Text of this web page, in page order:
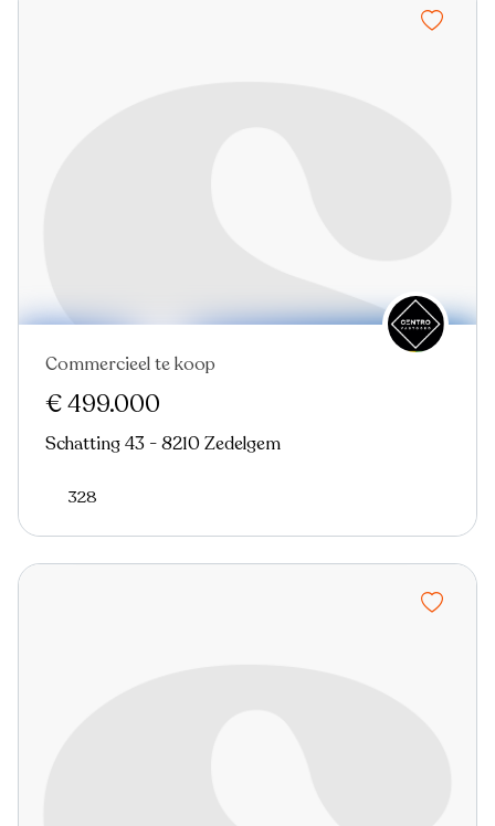
Commercieel te koop
€ 499.000
Schatting 43 - 8210 Zedelgem
328